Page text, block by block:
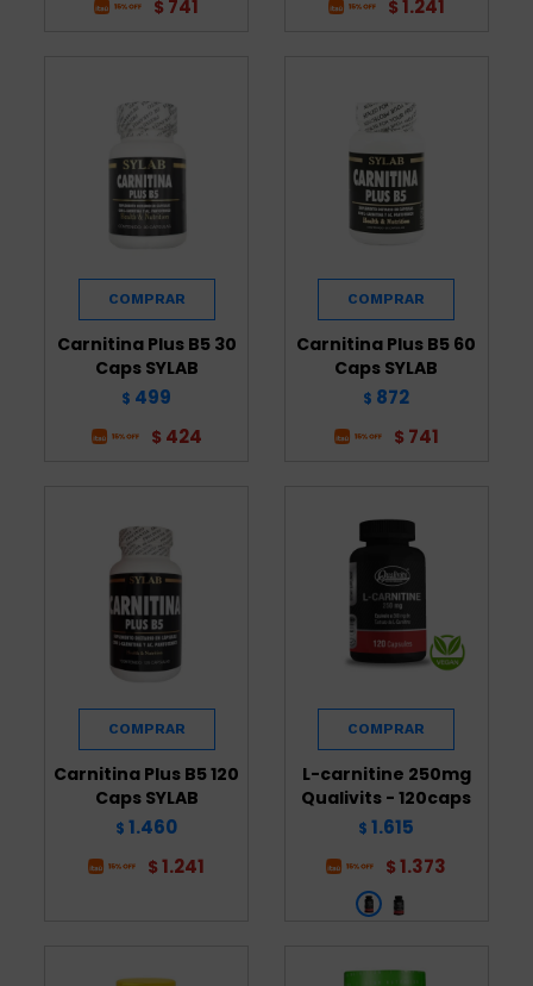
$ 741 $ 1.241
Carnitina Plus B5 30
Caps SYLAB
$ 499
$ 424
Carnitina Plus B5 60
Caps SYLAB
$ 872
$ 741
Carnitina Plus B5 120
Caps SYLAB
$ 1.460
$ 1.241
L-carnitine 250mg
Qualivits - 120caps
$ 1.615
$ 1.373